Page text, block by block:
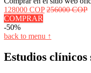
128000 COP 256000 COP
COMPRAR
-50%
back to menu ↑
Estudios